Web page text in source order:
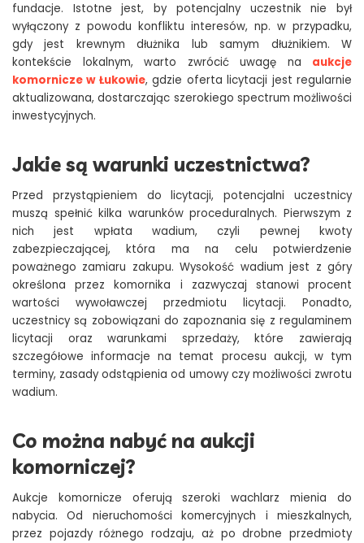
fundacje. Istotne jest, by potencjalny uczestnik nie był
wyłączony z powodu konfliktu interesów, np. w przypadku,
gdy jest krewnym dłużnika lub samym dłużnikiem. W
kontekście lokalnym, warto zwrócić uwagę na
aukcje
komornicze w Łukowie, gdzie oferta licytacji jest regularnie
aktualizowana, dostarczając szerokiego spectrum możliwości
inwestycyjnych.
Jakie są warunki uczestnictwa?
Przed przystąpieniem do licytacji, potencjalni uczestnicy
muszą spełnić kilka warunków proceduralnych. Pierwszym z
nich jest wpłata wadium, czyli pewnej kwoty
zabezpieczającej, która ma na celu potwierdzenie
poważnego zamiaru zakupu. Wysokość wadium jest z góry
określona przez komornika i zazwyczaj stanowi procent
wartości wywoławczej przedmiotu licytacji. Ponadto,
uczestnicy są zobowiązani do zapoznania się z regulaminem
licytacji oraz warunkami sprzedaży, które zawierają
szczegółowe informacje na temat procesu aukcji, w tym
terminy, zasady odstąpienia od umowy czy możliwości zwrotu
wadium.
Co można nabyć na aukcji
komorniczej?
Aukcje komornicze oferują szeroki wachlarz mienia do
nabycia. Od nieruchomości komercyjnych i mieszkalnych,
przez pojazdy różnego rodzaju, aż po drobne przedmioty